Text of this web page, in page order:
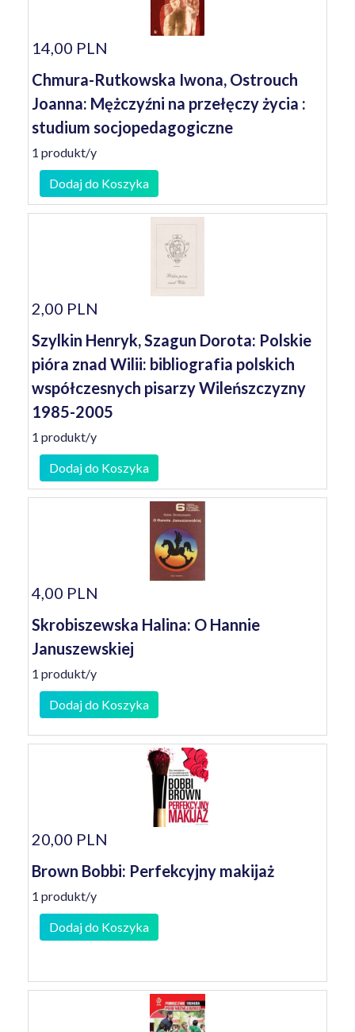
14,00 PLN
Chmura-Rutkowska Iwona, Ostrouch
Joanna: Mężczyźni na przełęczy życia :
studium socjopedagogiczne
1 produkt/y
Dodaj do Koszyka
2,00 PLN
Szylkin Henryk, Szagun Dorota: Polskie
pióra znad Wilii: bibliografia polskich
współczesnych pisarzy Wileńszczyzny
1985-2005
1 produkt/y
Dodaj do Koszyka
4,00 PLN
Skrobiszewska Halina: O Hannie
Januszewskiej
1 produkt/y
Dodaj do Koszyka
20,00 PLN
Brown Bobbi: Perfekcyjny makijaż
1 produkt/y
Dodaj do Koszyka